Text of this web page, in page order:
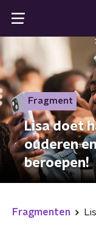
Fragment
Lisa doet
ouderen
beroepen!
Fragmenten